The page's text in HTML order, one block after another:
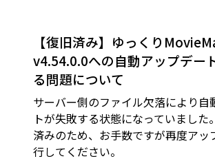
【復旧済み】ゆっくり
v4.54.0.0への自動アップデー
る問題について
サーバー側のファイル欠落により自
トが失敗する状態になっていました
済みのため、お手数ですが再度アッ
行してください。